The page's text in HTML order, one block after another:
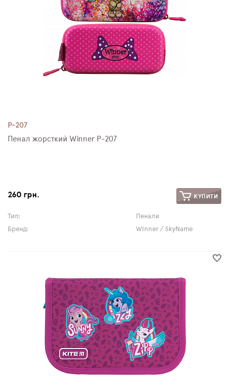
P-207
Пенал жорсткий Winner P-207
260 грн. КУПИТИ
Тип:
Пенали
Бренд:
Winner / SkyName